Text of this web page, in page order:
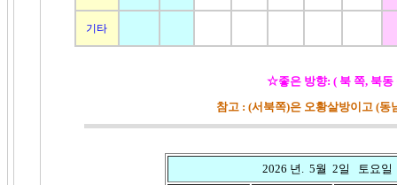
기타
☆좋은 방향: ( 북 쪽, 북동
참고 : (서북쪽)은 오황살방이고 (
2026 년. 5월 2일 토요일